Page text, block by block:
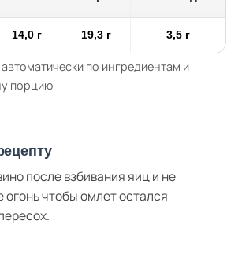
14,0 г 19,3 г 3,5 г
по ингредиентам и
порцию
после взбивания яиц и не
огонь чтобы омлет остался